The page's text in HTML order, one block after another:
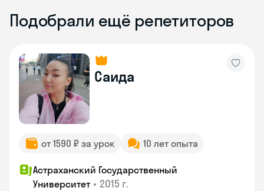
Подобрали ещё репетиторов
Саида
от 1590 ₽ за урок 10 лет опыта
Астраханский Государственный
Университет • 2015 г.